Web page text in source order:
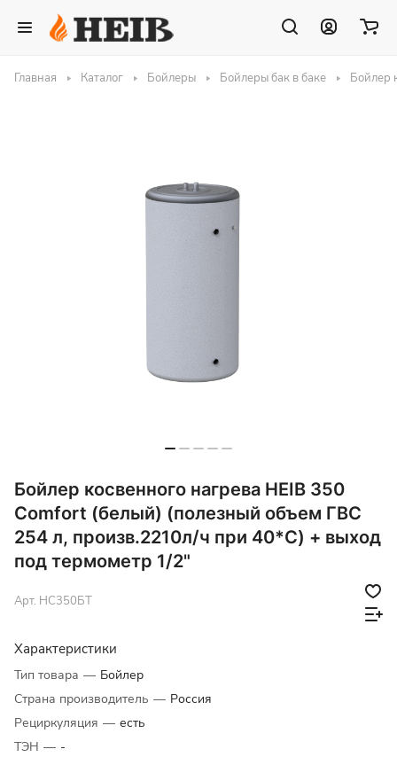
Главная Каталог Бойлеры Бойлеры бак в баке Бойлер
Бойлер косвенного нагрева HEIB 350
Comfort (белый) (полезный объем ГВС
254 л, произв.2210л/ч при 40*С) + выход
под термометр 1/2"
Арт. HC350БТ
Характеристики
Тип товара — Бойлер
Страна производитель — Россия
Рециркуляция — есть
ТЭН — -